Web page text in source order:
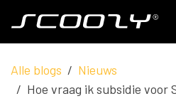
Alle blogs
Nieuws
Hoe vraag ik subsidie voor